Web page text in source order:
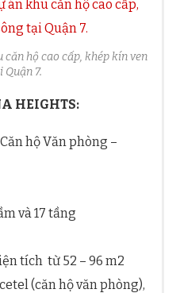
hộ cao cấp, khép kín ven
Quận 7.
HEIGHTS:
hộ Văn phòng –
và 17 tầng
tích từ 52 – 96 m2
(căn hộ văn phòng),